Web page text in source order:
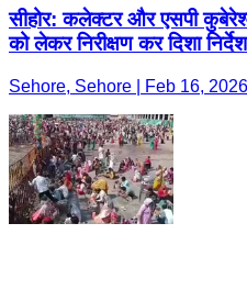
सीहोर: कलेक्टर और एसपी
को लेकर निरीक्षण कर दिशा
Sehore, Sehore | Feb 16, 2026